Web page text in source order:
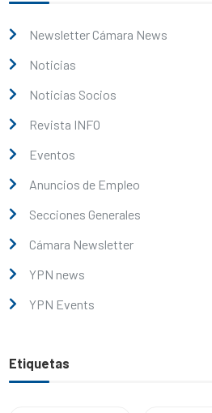
Newsletter Cámara News
Noticias
Noticias Socios
Revista INFO
Eventos
Anuncios de Empleo
Secciones Generales
Cámara Newsletter
YPN news
YPN Events
Etiquetas